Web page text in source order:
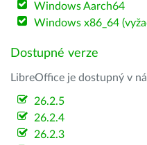
Windows Aarch64
Windows x86_64
Dostupné verze
LibreOffice je dostupný v
26.2.5
26.2.4
26.2.3